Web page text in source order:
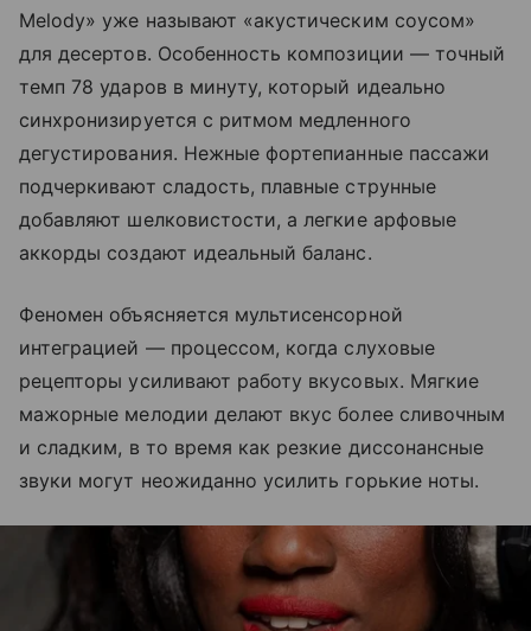
Melody» уже называют «акустическим соусом»
для десертов. Особенность композиции — точный
темп 78 ударов в минуту, который идеально
синхронизируется с ритмом медленного
дегустирования. Нежные фортепианные пассажи
подчеркивают сладость, плавные струнные
добавляют шелковистости, а легкие арфовые
аккорды создают идеальный баланс.
Феномен объясняется мультисенсорной
интеграцией — процессом, когда слуховые
рецепторы усиливают работу вкусовых. Мягкие
мажорные мелодии делают вкус более сливочным
и сладким, в то время как резкие диссонансные
звуки могут неожиданно усилить горькие ноты.